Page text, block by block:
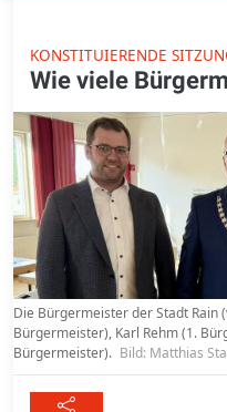
KONSTITUIERENDE
Wie viele
Die Bürgermeister der Stadt Rain
Bürgermeister), Karl Rehm (1.
Bürgermeister). Bild: Matthias